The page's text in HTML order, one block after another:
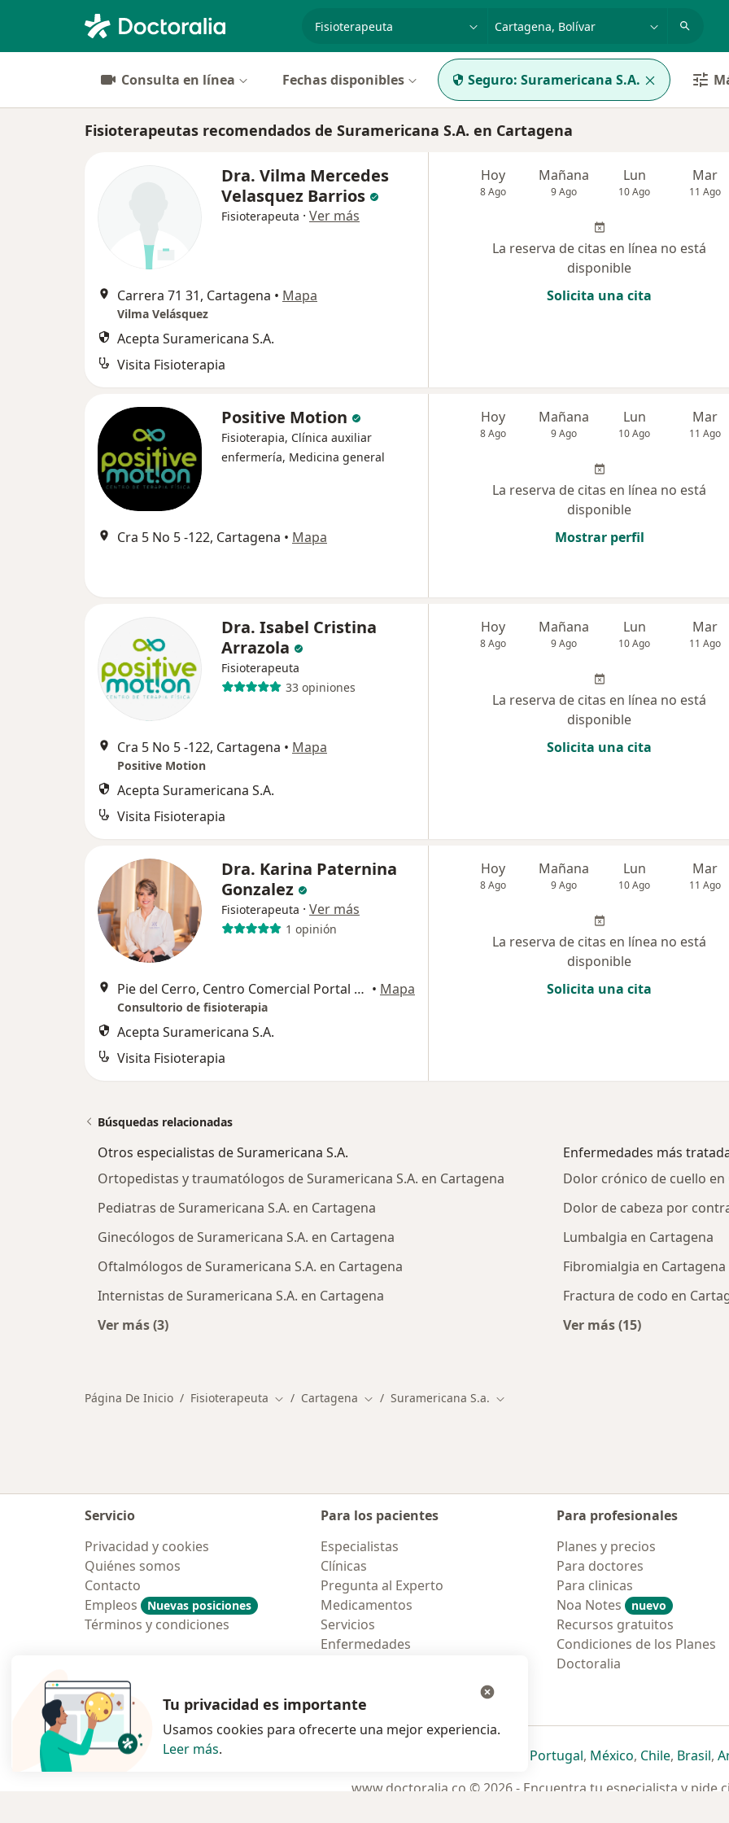
Consulta en línea Fechas disponibles Seguro: Suramericana S.A.
Fisioterapeutas recomendados de Suramericana S.A. en Cartagena
Dra. Vilma Mercedes
Velasquez Barrios
Fisioterapeuta · Ver más
Carrera 71 31, Cartagena • Mapa
Vilma Velásquez
Acepta Suramericana S.A.
Visita Fisioterapia
Hoy
8 Ago
Mañana
9 Ago
Lun
10 Ago
Mar
11 Ago
La reserva de citas en línea no está
disponible
Solicita una cita
Positive Motion
Fisioterapia, Clínica auxiliar
enfermería, Medicina general
Cra 5 No 5 -122, Cartagena • Mapa
Hoy
8 Ago
Mañana
9 Ago
Lun
10 Ago
Mar
11 Ago
La reserva de citas en línea no está
disponible
Mostrar perfil
Dra. Isabel Cristina
Arrazola
Fisioterapeuta
33 opiniones
Cra 5 No 5 -122, Cartagena • Mapa
Positive Motion
Acepta Suramericana S.A.
Visita Fisioterapia
Hoy
8 Ago
Mañana
9 Ago
Lun
10 Ago
Mar
11 Ago
La reserva de citas en línea no está
disponible
Solicita una cita
Dra. Karina Paternina
Gonzalez
Fisioterapeuta · Ver más
1 opinión
Pie del Cerro, Centro Comercial Portal de San Felipe. Local 126, Cartagena • Mapa
Consultorio de fisioterapia
Acepta Suramericana S.A.
Visita Fisioterapia
Hoy
8 Ago
Mañana
9 Ago
Lun
10 Ago
Mar
11 Ago
La reserva de citas en línea no está
disponible
Solicita una cita
Búsquedas relacionadas
Otros especialistas de Suramericana S.A.
Ortopedistas y traumatólogos de Suramericana S.A. en Cartagena
Pediatras de Suramericana S.A. en Cartagena
Ginecólogos de Suramericana S.A. en Cartagena
Oftalmólogos de Suramericana S.A. en Cartagena
Internistas de Suramericana S.A. en Cartagena
Ver más (3)
Enfermedades más
Dolor crónico de cuello en
Dolor de cabeza por
Lumbalgia en Cartagena
Fibromialgia en Cartagena
Fractura de codo en
Ver más (15)
Página De Inicio Fisioterapeuta Cambiar de ciudad
Cartagena Cambiar de ciudad
Suramericana S.a. Cambiar de ciudad
Servicio
Privacidad y cookies
Quiénes somos
Contacto
Empleos
Nuevas posiciones
Términos y condiciones
Para los pacientes
Especialistas
Clínicas
Pregunta al Experto
Medicamentos
Servicios
Enfermedades
Para profesionales
Planes y precios
Para doctores
Para clinicas
Noa Notes
nuevo
Recursos gratuitos
Condiciones de los Planes
Doctoralia
Polska se abre en una nueva pestaña
se abre en una nueva pestaña
se abre en una nueva pestaña
se abre en una nueva pestaña
Portugalse abre en una nueva
, Méxicose abre en una
, Chilese abre
, Brasilse
,
www.doctoralia.co © 2026 - Encuentra tu especialista y pide
Tu privacidad es importante
Usamos cookies para ofrecerte una mejor experiencia.
Leer más.